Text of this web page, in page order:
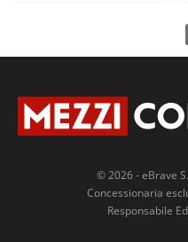
© 2026 - eBrave
Concessionaria
Responsabile